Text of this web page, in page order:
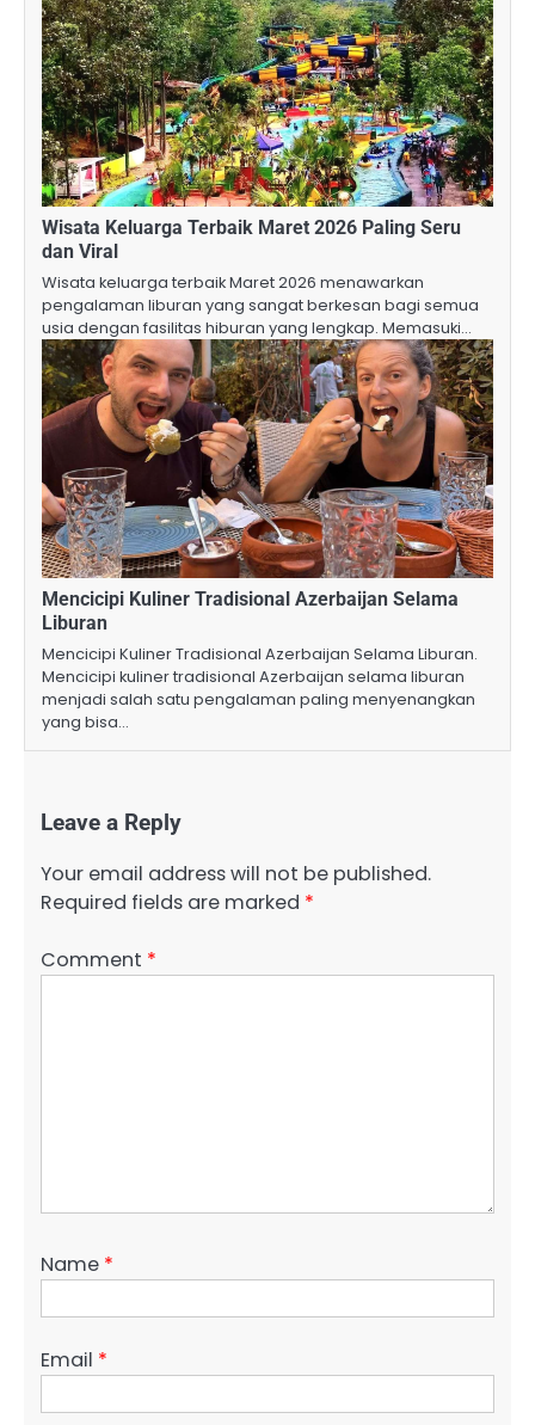
Wisata Keluarga Terbaik Maret 2026 Paling Seru
dan Viral
Wisata keluarga terbaik Maret 2026 menawarkan
pengalaman liburan yang sangat berkesan bagi semua
usia dengan fasilitas hiburan yang lengkap. Memasuki…
Mencicipi Kuliner Tradisional Azerbaijan Selama
Liburan
Mencicipi Kuliner Tradisional Azerbaijan Selama Liburan.
Mencicipi kuliner tradisional Azerbaijan selama liburan
menjadi salah satu pengalaman paling menyenangkan
yang bisa…
Leave a Reply
Your email address will not be published.
Required fields are marked *
Comment *
Name *
Email *